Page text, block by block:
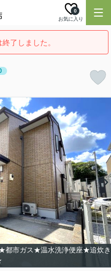
お気に入り
0
了しました。
都市ガス★温水洗浄便座★追炊き